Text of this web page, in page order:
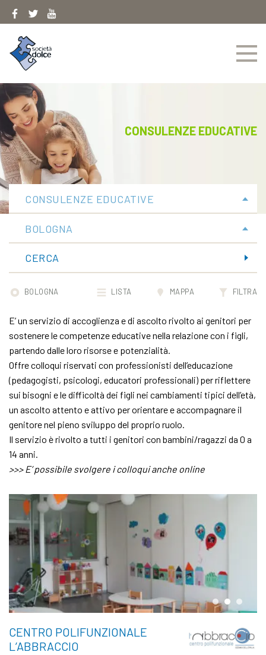
CONSULENZE EDUCATIVE
CONSULENZE EDUCATIVE
BOLOGNA
CERCA
BOLOGNA LISTA MAPPA FILTRA
E’ un servizio di accoglienza e di ascolto rivolto ai genitori per
sostenere le competenze educative nella relazione con i figli,
partendo dalle loro risorse e potenzialità.
Offre colloqui riservati con professionisti dell’educazione
(pedagogisti, psicologi, educatori professionali) per riflettere
sui bisogni e le difficoltà dei figli nei cambiamenti tipici dell’età,
un ascolto attento e attivo per orientare e accompagnare il
genitore nel pieno sviluppo del proprio ruolo.
Il servizio è rivolto a tutti i genitori con bambini/ragazzi da 0 a
14 anni.
>>> E’ possibile svolgere i colloqui anche online
CENTRO POLIFUNZIONALE
L’ABBRACCIO